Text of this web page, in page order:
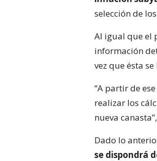
selección de
Al igual que el
información
vez que ésta
“A partir de
realizar los
nueva
Dado lo
se dispondrá